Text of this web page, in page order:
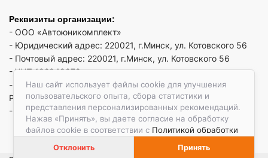
Наш сайт использует файлы cookie для улучшения
пользовательского опыта, сбора статистики и
представления персонализированных рекомендаций.
Нажав «Принять», вы даете согласие на обработку
файлов cookie в соответствии с Политикой обработки
Отклонить Принять
Реквизиты организации:
- ООО «Автоюникомплект»
- Юридический адрес: 220021, г.Минск, ул. Котовского 56
- Почтовый адрес: 220021, г.Минск, ул. Котовского 56
- УНП 192949879
- р/сч BY52 REDJ 3012 1009 3553 3010 0933 в ЗАО "Банк
РРБ"
- Код банка: REDJBY22